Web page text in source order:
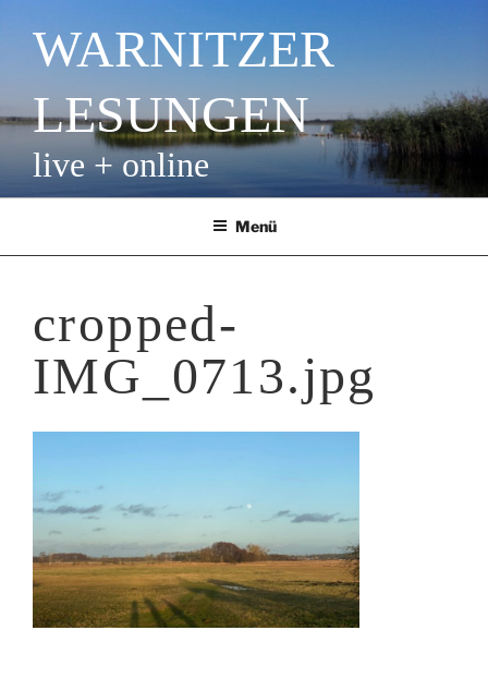
Inhalt
springenWARNITZER
LESUNGEN
live + online
Menü
cropped-
IMG_0713.jpg